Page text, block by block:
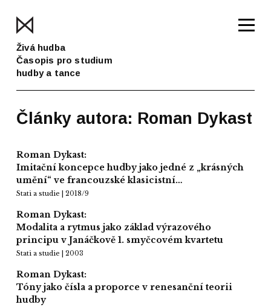
Živá hudba
Časopis pro studium
hudby a tance
Články autora: Roman Dykast
Roman Dykast:
Imitační koncepce hudby jako jedné z „krásných
umění“ ve francouzské klasicistní…
Stati a studie | 2018/9
Roman Dykast:
Modalita a rytmus jako základ výrazového
principu v Janáčkově 1. smyčcovém kvartetu
Stati a studie | 2003
Roman Dykast:
Tóny jako čísla a proporce v renesanční teorii
hudby